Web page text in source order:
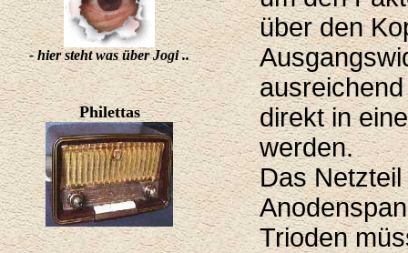
- hier steht was über Jogi ..
Philettas
über den
direkt in
werden.
Das
Trioden